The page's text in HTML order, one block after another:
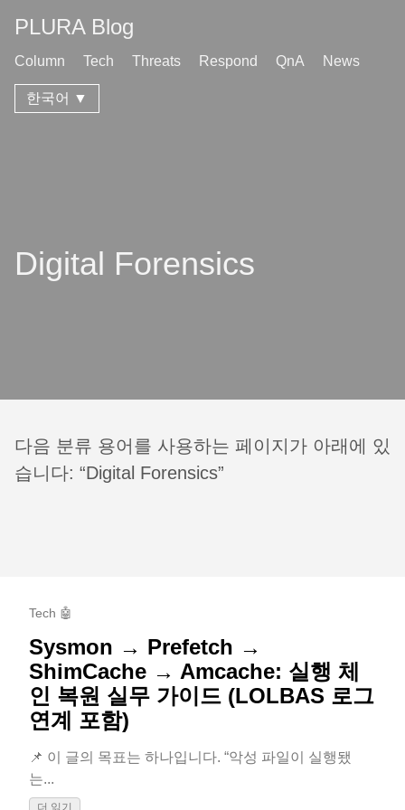
PLURA Blog
Column Tech Threats Respond QnA News
한국어 ▼
Digital Forensics
다음 분류 용어를 사용하는 페이지가 아래에 있
습니다: “Digital Forensics”
Tech 🤖
Sysmon → Prefetch →
ShimCache → Amcache: 실행 체
인 복원 실무 가이드 (LOLBAS 로그
연계 포함)
📌 이 글의 목표는 하나입니다. “악성 파일이 실행됐
는...
더 읽기